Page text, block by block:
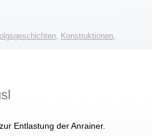
, Konstruktionen,
Entlastung der Anrainer.